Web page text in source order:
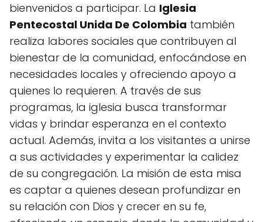
bienvenidos a participar. La Iglesia
Pentecostal Unida De Colombia también
realiza labores sociales que contribuyen al
bienestar de la comunidad, enfocándose en
necesidades locales y ofreciendo apoyo a
quienes lo requieren. A través de sus
programas, la iglesia busca transformar
vidas y brindar esperanza en el contexto
actual. Además, invita a los visitantes a unirse
a sus actividades y experimentar la calidez
de su congregación. La misión de esta misa
es captar a quienes desean profundizar en
su relación con Dios y crecer en su fe,